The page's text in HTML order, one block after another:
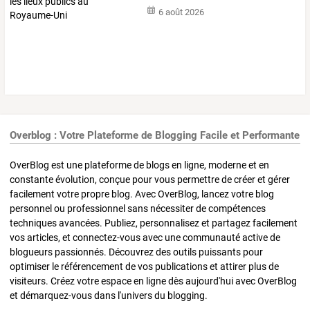
6 août 2026
Overblog : Votre Plateforme de Blogging Facile et Performante
OverBlog est une plateforme de blogs en ligne, moderne et en
constante évolution, conçue pour vous permettre de créer et gérer
facilement votre propre blog. Avec OverBlog, lancez votre blog
personnel ou professionnel sans nécessiter de compétences
techniques avancées. Publiez, personnalisez et partagez facilement
vos articles, et connectez-vous avec une communauté active de
blogueurs passionnés. Découvrez des outils puissants pour
optimiser le référencement de vos publications et attirer plus de
visiteurs. Créez votre espace en ligne dès aujourd'hui avec OverBlog
et démarquez-vous dans l'univers du blogging.